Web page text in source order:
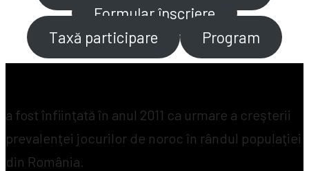
Formular înscriere
Taxă participare
Program
a fost înfiinţată în anul 2011 ca urmare a creşterii
prevalenţei jocurilor de noroc în rândul populaţiei
din România.